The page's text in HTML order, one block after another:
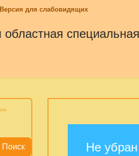
Версия для слабовидящих
Поиск
Не